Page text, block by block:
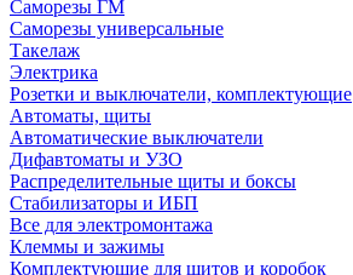
Саморезы ГМ
Саморезы универсальные
Такелаж
Электрика
Розетки и выключатели, комплектующие
Автоматы, щиты
Автоматические выключатели
Дифавтоматы и УЗО
Распределительные щиты и боксы
Стабилизаторы и ИБП
Все для электромонтажа
Клеммы и зажимы
Комплектующие для щитов и коробок